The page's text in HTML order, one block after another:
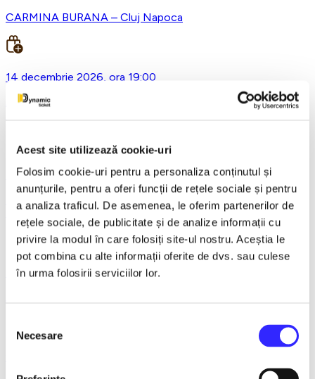
Acest site utilizează cookie-uri
Folosim cookie-uri pentru a personaliza conținutul și
anunțurile, pentru a oferi funcții de rețele sociale și pentru
a analiza traficul. De asemenea, le oferim partenerilor de
rețele sociale, de publicitate și de analize informații cu
privire la modul în care folosiți site-ul nostru. Aceștia le
pot combina cu alte informații oferite de dvs. sau culese
în urma folosirii serviciilor lor.
consimțământului
Necesare
CARMINA BURANA – Cluj Napoca
14 decembrie 2026, ora 19:00
Asta-i ce-am avut de zis..- Horațiu Malaele & Nicu Alifantis -
21 decembrie 2026, ora 20:00
REGAL VIENEZ – CONCERT EXTRAORDINAR DE
CRACIUN - Bacau
18 ianuarie 2027, ora 19:00